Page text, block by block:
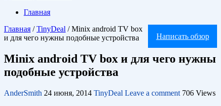
Главная
Написать обзор
Главная / TinyDeal / Minix android TV box
и для чего нужны подобные устройства
Minix android TV box и для чего нужны
подобные устройства
AnderSmith 24 июня, 2014 TinyDeal Leave a comment 706 Views